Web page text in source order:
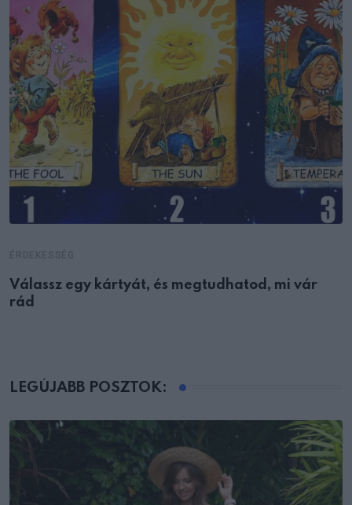
Válassz egy kártyát, és megtudhatod, mi vár
rád
LEGÚJABB POSZTOK: